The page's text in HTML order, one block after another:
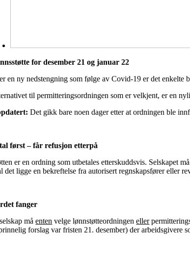
for desember 21 og januar 22
en ny nedstengning som følge av Covid-19 er det enkelte
til permitteringsordningen som er velkjent, er en
Det gikk bare noen dager etter at ordningen ble
først – får refusjon etterpå
er en ordning som utbetales etterskuddsvis. Selskapet
det ligge en bekreftelse fra autorisert regnskapsfører eller
fanger
måenten velge lønnstøtteordningeneller
forslag var fristen 21. desember) der arbeidsgivere